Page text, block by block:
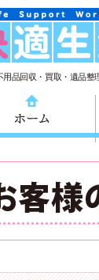
用品回収・買取・遺品整